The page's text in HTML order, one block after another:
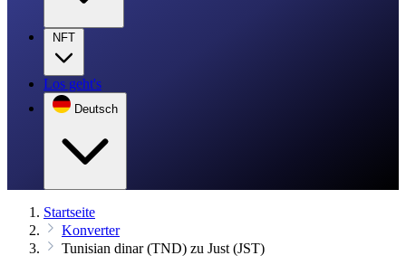
NFT
Los geht's
Deutsch
Startseite
Konverter
Tunisian dinar (TND) zu Just (JST)